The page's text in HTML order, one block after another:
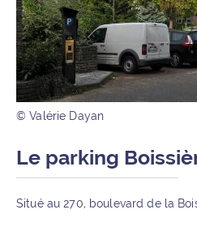
© Valérie Dayan
Le parking
Situé au 270, boulevard de la